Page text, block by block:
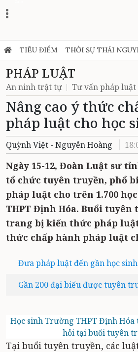
TIÊU ĐIỂM THỜI SỰ THÁI
PHÁP LUẬT
An ninh trật tự Tư vấn pháp luật
Nâng cao ý thức
pháp luật cho học
Quỳnh Việt - Nguyễn Hoàng
Ngày 15-12, Đoàn Luật sư
tổ chức tuyên truyền, phổ
pháp luật cho trên 1.700
THPT Định Hóa. Buổi tuyên
trang bị kiến thức pháp
thức chấp hành pháp luật
Đưa pháp luật đến gần học sinh
Gần 200 đại biểu được tuyên
Học sinh Trường THPT Định
hỏi tại buổi tuyên
Tại buổi tuyên truyền, các